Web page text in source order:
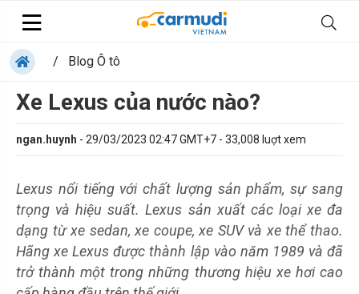
/ Blog Ô tô
Xe Lexus của nước nào?
ngan.huynh - 29/03/2023 02:47 GMT+7 - 33,008 luợt xem
Lexus nổi tiếng với chất lượng sản phẩm, sự sang
trọng và hiệu suất. Lexus sản xuất các loại xe đa
dạng từ xe sedan, xe coupe, xe SUV và xe thể thao.
Hãng xe Lexus được thành lập vào năm 1989 và đã
trở thành một trong những thương hiệu xe hơi cao